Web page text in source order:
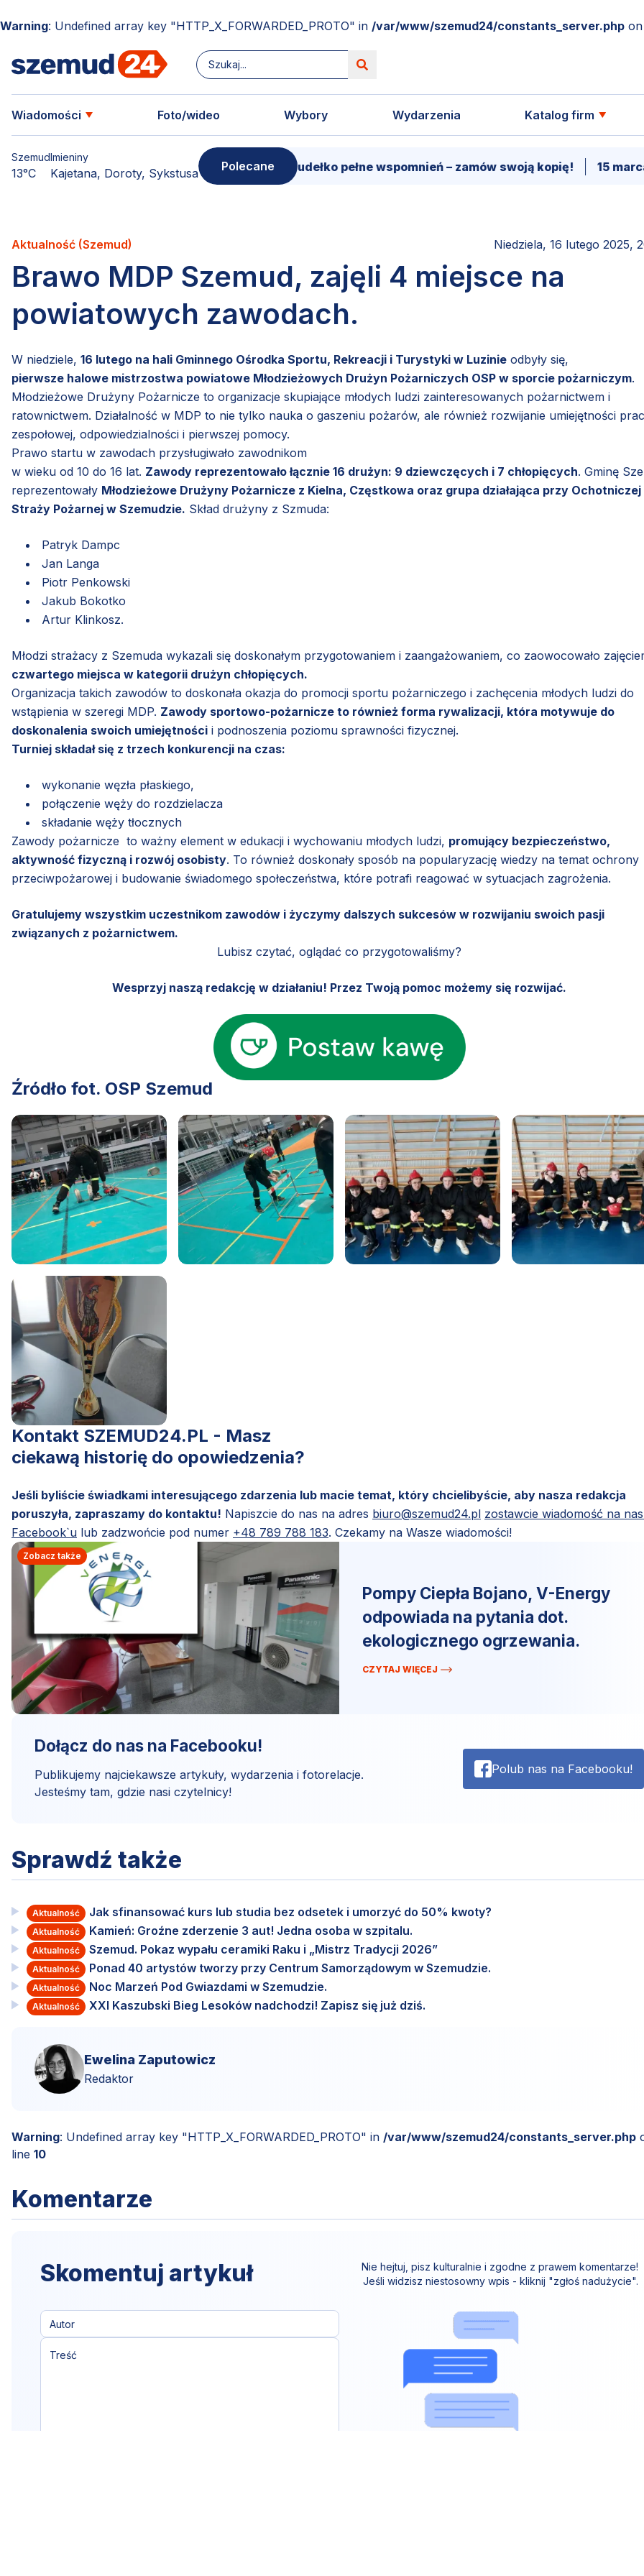
Warning: Undefined array key "HTTP_X_FORWARDED_PROTO" in /var/www/szemud24/constants_server.php
Wiadomości Foto/wideo Wybory Wydarzenia Katalog firm
Szemud
13°C
Imieniny
Kajetana, Doroty, Sykstusa Polecane
Donimierz i Szemud. Filmowe pudełko pełne wspomnień – zamów swoją kopię! 15 marca -
Aktualność (Szemud) Niedziela, 16 lutego 2025,
Brawo MDP Szemud, zajęli 4 miejsce na
powiatowych zawodach.
W niedziele, 16 lutego na hali Gminnego Ośrodka Sportu, Rekreacji i Turystyki w Luzinie odbyły się,
pierwsze halowe mistrzostwa powiatowe Młodzieżowych Drużyn Pożarniczych OSP w sporcie pożarniczym.
Młodzieżowe Drużyny Pożarnicze to organizacje skupiające młodych ludzi zainteresowanych pożarnictwem i
ratownictwem. Działalność w MDP to nie tylko nauka o gaszeniu pożarów, ale również rozwijanie umiejętności
zespołowej, odpowiedzialności i pierwszej pomocy.
Prawo startu w zawodach przysługiwało zawodnikom
w wieku od 10 do 16 lat. Zawody reprezentowało łącznie 16 drużyn: 9 dziewczęcych i 7 chłopięcych. Gminę
reprezentowały Młodzieżowe Drużyny Pożarnicze z Kielna, Częstkowa oraz grupa działająca przy Ochotniczej
Straży Pożarnej w Szemudzie. Skład drużyny z Szmuda:
Patryk Dampc
Jan Langa
Piotr Penkowski
Jakub Bokotko
Artur Klinkosz.
Młodzi strażacy z Szemuda wykazali się doskonałym przygotowaniem i zaangażowaniem, co zaowocowało
czwartego miejsca w kategorii drużyn chłopięcych.
Organizacja takich zawodów to doskonała okazja do promocji sportu pożarniczego i zachęcenia młodych ludzi do
wstąpienia w szeregi MDP. Zawody sportowo-pożarnicze to również forma rywalizacji, która motywuje do
doskonalenia swoich umiejętności i podnoszenia poziomu sprawności fizycznej.
Turniej składał się z trzech konkurencji na czas:
wykonanie węzła płaskiego,
połączenie węży do rozdzielacza
składanie węży tłocznych
Zawody pożarnicze to ważny element w edukacji i wychowaniu młodych ludzi, promujący bezpieczeństwo,
aktywność fizyczną i rozwój osobisty. To również doskonały sposób na popularyzację wiedzy na temat ochrony
przeciwpożarowej i budowanie świadomego społeczeństwa, które potrafi reagować w sytuacjach zagrożenia.
Gratulujemy wszystkim uczestnikom zawodów i życzymy dalszych sukcesów w rozwijaniu swoich pasji
związanych z pożarnictwem.
Lubisz czytać, oglądać co przygotowaliśmy?
Wesprzyj naszą redakcję w działaniu! Przez Twoją pomoc możemy się rozwijać.
Źródło fot. OSP Szemud
Kontakt SZEMUD24.PL - Masz
ciekawą historię do opowiedzenia?
Jeśli byliście świadkami interesującego zdarzenia lub macie temat, który chcielibyście, aby nasza redakcja
poruszyła, zapraszamy do kontaktu! Napiszcie do nas na adres biuro@szemud24.pl zostawcie wiadomość na
Facebook`u lub zadzwońcie pod numer +48 789 788 183. Czekamy na Wasze wiadomości!
Zobacz także
Pompy Ciepła Bojano, V-Energy
odpowiada na pytania dot.
ekologicznego ogrzewania.
CZYTAJ WIĘCEJ
Dołącz do nas na Facebooku!
Publikujemy najciekawsze artykuły, wydarzenia i fotorelacje.
Jesteśmy tam, gdzie nasi czytelnicy!
Polub nas na Facebooku!
Sprawdź także
Aktualność Jak sfinansować kurs lub studia bez odsetek i umorzyć do 50% kwoty?
Aktualność Kamień: Groźne zderzenie 3 aut! Jedna osoba w szpitalu.
Aktualność Szemud. Pokaz wypału ceramiki Raku i „Mistrz Tradycji 2026”
Aktualność Ponad 40 artystów tworzy przy Centrum Samorządowym w Szemudzie.
Aktualność Noc Marzeń Pod Gwiazdami w Szemudzie.
Aktualność XXI Kaszubski Bieg Lesoków nadchodzi! Zapisz się już dziś.
Ewelina Zaputowicz
Redaktor
Warning: Undefined array key "HTTP_X_FORWARDED_PROTO" in /var/www/szemud24/constants_server.php
line 10
Komentarze
Skomentuj artykuł
Nie hejtuj, pisz kulturalnie i zgodne z prawem komentarze!
Jeśli widzisz niestosowny wpis - kliknij "zgłoś nadużycie".